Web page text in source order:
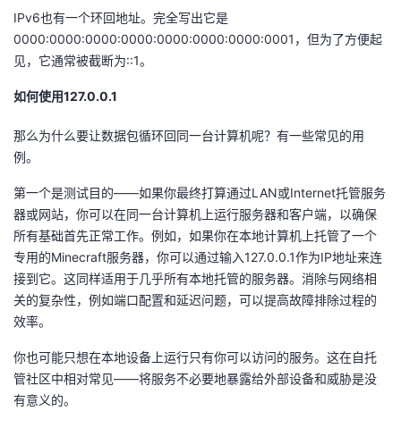
IPv6也有一个环回地址。完全写出它是
0000:0000:0000:0000:0000:0000:0000:0001，但为了方便起
见，它通常被截断为::1。
如何使用127.0.0.1
那么为什么要让数据包循环回同一台计算机呢？有一些常见的用
例。
第一个是测试目的——如果你最终打算通过LAN或Internet托管服务
器或网站，你可以在同一台计算机上运行服务器和客户端，以确保
所有基础首先正常工作。例如，如果你在本地计算机上托管了一个
专用的Minecraft服务器，你可以通过输入127.0.0.1作为IP地址来连
接到它。这同样适用于几乎所有本地托管的服务器。消除与网络相
关的复杂性，例如端口配置和延迟问题，可以提高故障排除过程的
效率。
你也可能只想在本地设备上运行只有你可以访问的服务。这在自托
管社区中相对常见——将服务不必要地暴露给外部设备和威胁是没
有意义的。